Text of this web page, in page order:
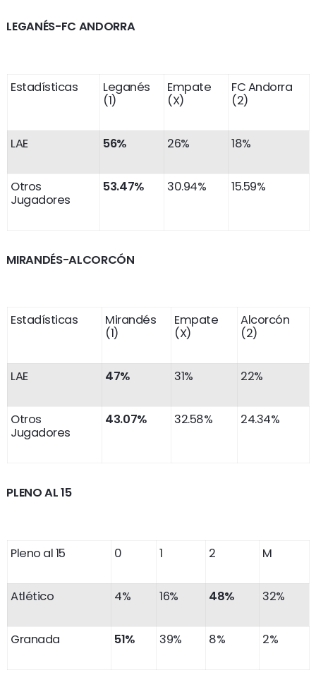
LEGANÉS-FC ANDORRA
Estadísticas
Leganés
(1)
Empate
(X)
FC Andorra
(2)
LAE 56% 26% 18%
Otros
Jugadores
53.47% 30.94% 15.59%
MIRANDÉS-ALCORCÓN
Estadísticas
Mirandés
(1)
Empate
(X)
Alcorcón
(2)
LAE 47% 31% 22%
Otros
Jugadores
43.07% 32.58% 24.34%
PLENO AL 15
Pleno al 15 0 1 2 M
Atlético 4% 16% 48% 32%
Granada 51% 39% 8% 2%